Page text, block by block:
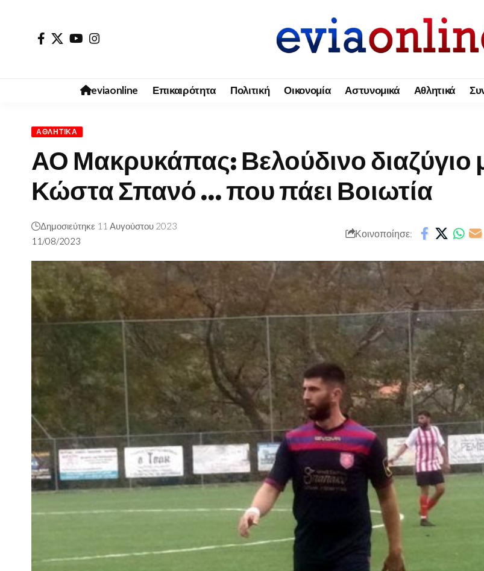
eviaonline Επικαιρότητα Πολιτική Οικονομία Αστυνομικά Αθλητικά
ΑΘΛΗΤΙΚΆ
ΑΟ Μακρυκάπας: Βελούδινο διαζύγιο
Κώστα Σπανό … που πάει Βοιωτία
11/08/2023
Δημοσιεύτηκε 11 Αυγούστου 2023
Κοινοποίησε: